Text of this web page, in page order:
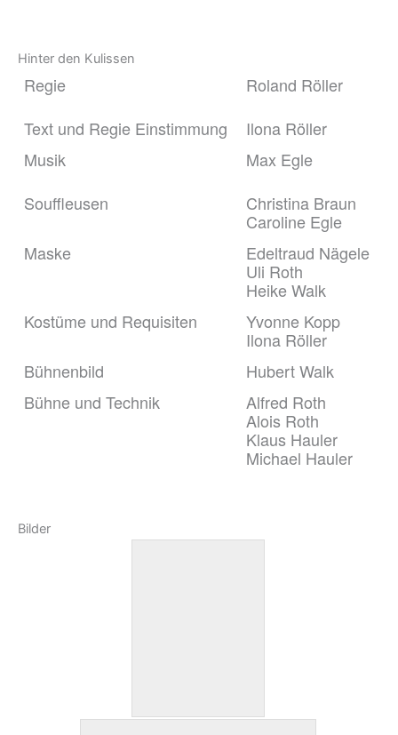
Hinter den Kulissen
Regie
Roland Röller
Text und Regie Einstimmung
Ilona Röller
Musik
Max Egle
Souffleusen
Christina Braun
Caroline Egle
Maske
Edeltraud Nägele
Uli Roth
Heike Walk
Kostüme und Requisiten
Yvonne Kopp
Ilona Röller
Bühnenbild
Hubert Walk
Bühne und Technik
Alfred Roth
Alois Roth
Klaus Hauler
Michael Hauler
Bilder